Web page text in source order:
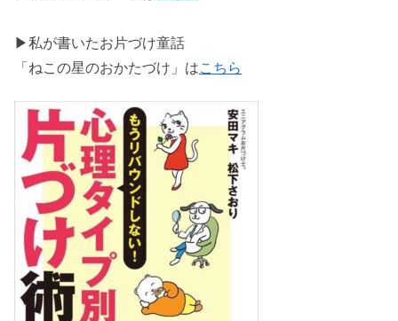
▶私が書いたお片づけ童話
「ねこの星のおかたづけ」はこちら